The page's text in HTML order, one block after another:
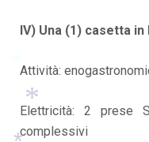
IV) Una (1) casetta
Attività:
Elettricità: 2 prese
complessivi